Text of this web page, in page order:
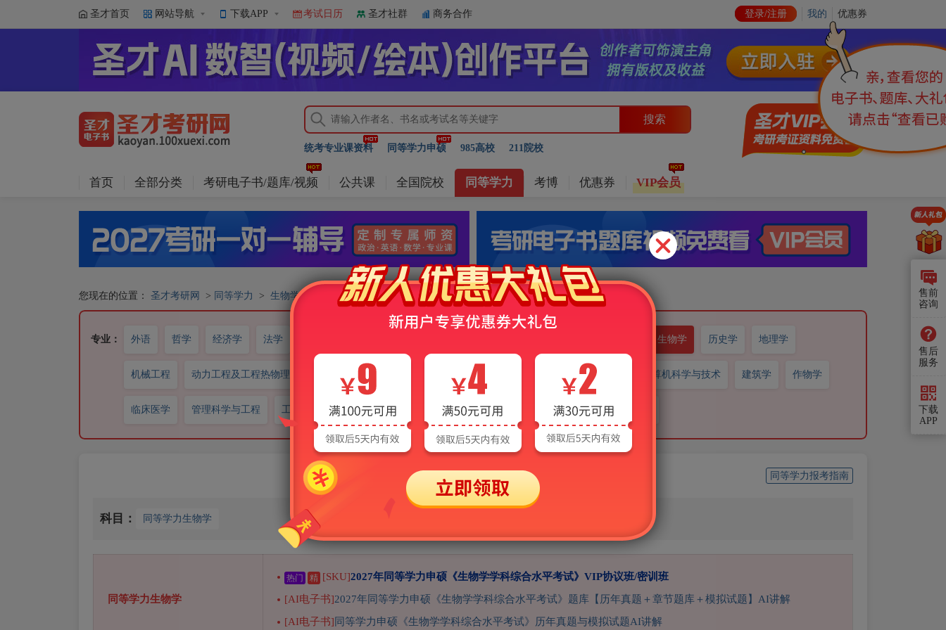
圣才首页 网站导航 下载APP 考试日历 圣才社群 商务合作 登录/注册 我的 优惠券
搜索
统考专业课资料 同等学力申硕 985高校 211院校
首页 全部分类 考研电子书/题库/视频 公共课 全国院校 同等学力 考博 优惠券 VIP会员
您现在的位置： 圣才考研网 > 同等学力 > 生物学
专业： 外语 哲学 经济学 法学 生物学 历史学 地理学
机械工程 动力工程及工程热物理 电子科学与技术 信息与通信工程 控制科学与工程 计算机科学与技术 建筑学 作物学
临床医学 管理科学与工程 工商管理 农林经济管理 公共管理 图书馆、情报与档案管理 医学专硕
2027年同等学力生物学考试
同等学力报考指南
科目： 同等学力生物学
同等学力生物学
热门 精 [SKU]2027年同等学力申硕《生物学学科综合水平考试》VIP协议班/密训班
[AI电子书]2027年同等学力申硕《生物学学科综合水平考试》题库【历年真题＋章节题库＋模拟试题】AI讲解
[AI电子书] 同等学力申硕《生物学学科综合水平考试》历年真题与模拟试题AI讲解
售前
咨询
售后
服务
下载
APP